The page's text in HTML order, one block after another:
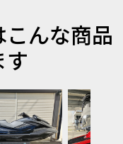
んな商品
す